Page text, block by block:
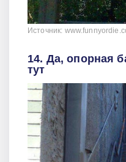
Источник:
14. Да, опорная
тут